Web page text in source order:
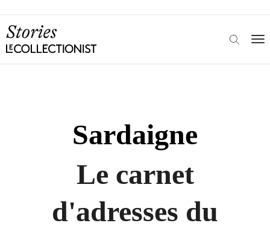
Sardaigne
Le carnet
d'adresses du